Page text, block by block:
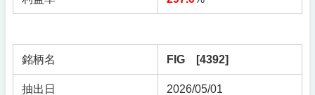
銘柄名 FIG [4392]
抽出日 2026/05/01